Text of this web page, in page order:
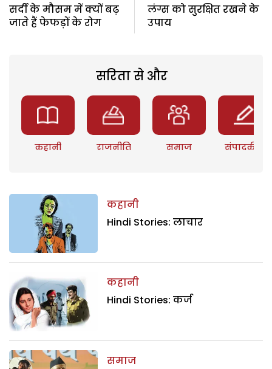
सर्दी के मौसम में क्यों बढ़
जाते हैं फेफड़ों के रोग
लंग्स को सुरक्षित रखने के
उपाय
सरिता से और
कहानी राजनीति समाज संपादकीय
कहानी
Hindi Stories: लाचार
कहानी
Hindi Stories: कर्ज
समाज